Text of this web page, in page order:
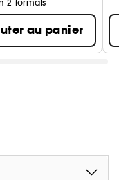
2 formats
au panier